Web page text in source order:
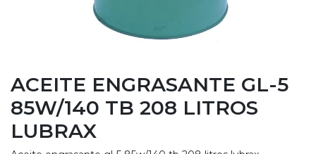
ACEITE ENGRASANTE GL-5
85W/140 TB 208 LITROS
LUBRAX